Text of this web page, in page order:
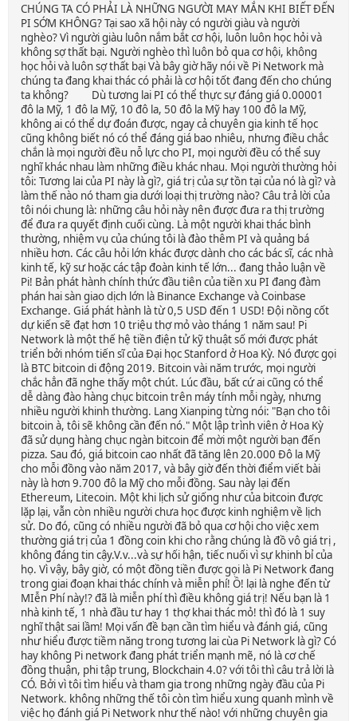
CHÚNG TA CÓ PHẢI LÀ NHỮNG NGƯỜI MAY MẮN KHI BIẾT ĐẾN
PI SỚM KHÔNG? Tại sao xã hội này có người giàu và người
nghèo? Vì người giàu luôn nắm bắt cơ hội, luôn luôn học hỏi và
không sợ thất bại. Người nghèo thì luôn bỏ qua cơ hội, không
học hỏi và luôn sợ thất bại Và bây giờ hãy nói về Pi Network mà
chúng ta đang khai thác có phải là cơ hội tốt đang đến cho chúng
ta không? Dù tương lai PI có thể thực sự đáng giá 0.00001
đô la Mỹ, 1 đô la Mỹ, 10 đô la, 50 đô la Mỹ hay 100 đô la Mỹ,
không ai có thể dự đoán được, ngay cả chuyên gia kinh tế học
cũng không biết nó có thể đáng giá bao nhiêu, nhưng điều chắc
chắn là mọi người đều nỗ lực cho PI, mọi người đều có thể suy
nghĩ khác nhau làm những điều khác nhau. Mọi người thường hỏi
tôi: Tương lai của PI này là gì?, giá trị của sự tồn tại của nó là gì? và
làm thế nào nó tham gia dưới loại thị trường nào? Câu trả lời của
tôi nói chung là: những câu hỏi này nên được đưa ra thị trường
để đưa ra quyết định cuối cùng. Là một người khai thác bình
thường, nhiệm vụ của chúng tôi là đào thêm PI và quảng bá
nhiều hơn. Các câu hỏi lớn khác được dành cho các bác sĩ, các nhà
kinh tế, kỹ sư hoặc các tập đoàn kinh tế lớn... đang thảo luận về
Pi! Bản phát hành chính thức đầu tiên của tiền xu PI đang đàm
phán hai sàn giao dịch lớn là Binance Exchange và Coinbase
Exchange. Giá phát hành là từ 0,5 USD đến 1 USD! Đội nồng cốt
dự kiến ​​sẽ đạt hơn 10 triệu thợ mỏ vào tháng 1 năm sau! Pi
Network là một thế hệ tiền điện tử kỹ thuật số mới được phát
triển bởi nhóm tiến sĩ của Đại học Stanford ở Hoa Kỳ. Nó được gọi
là BTC bitcoin di động 2019. Bitcoin vài năm trước, mọi người
chắc hẳn đã nghe thấy một chút. Lúc đầu, bất cứ ai cũng có thể
dễ dàng đào hàng chục bitcoin trên máy tính mỗi ngày, nhưng
nhiều người khinh thường. Lang Xianping từng nói: "Bạn cho tôi
bitcoin à, tôi sẽ không cần đến nó." Một lập trình viên ở Hoa Kỳ
đã sử dụng hàng chục ngàn bitcoin để mời một người bạn đến
pizza. Sau đó, giá bitcoin cao nhất đã tăng lên 20.000 Đô la Mỹ
cho mỗi đồng vào năm 2017, và bây giờ đến thời điểm viết bài
này là hơn 9.700 đô la Mỹ cho mỗi đồng. Sau này lại đến
Ethereum, Litecoin. Một khi lịch sử giống như của bitcoin được
lặp lại, vẫn còn nhiều người chưa học được kinh nghiệm về lịch
sử. Do đó, cũng có nhiều người đã bỏ qua cơ hội cho việc xem
thường giá trị của 1 đồng coin khi cho rằng chúng là đồ vô giá trị ,
không đáng tin cậy.V.v...và sự hối hận, tiếc nuối vì sự khinh bỉ của
họ. Vì vậy, bây giờ, có một đồng tiền được gọi là Pi Network đang
trong giai đoạn khai thác chính và miễn phí! Ồ! lại là nghe đến từ
MIễn Phí này!? đã là miễn phí thì điều không giá trị! Nếu bạn là 1
nhà kinh tế, 1 nhà đầu tư hay 1 thợ khai thác mỏ! thì đó là 1 suy
nghĩ thật sai lầm! Mọi vấn đề bạn cần tìm hiểu và đánh giá, cũng
như hiểu được tiềm năng trong tương lai cùa Pi Network là gì? Có
hay không Pi network đang phát triển mạnh mẽ, nó là cơ chế
đồng thuận, phi tập trung, Blockchain 4.0? với tôi thì câu trả lời là
CÓ. Bởi vì tôi tìm hiểu và tham gia trong những ngày đầu của Pi
Network. không những thế tôi còn tìm hiểu xung quanh mình về
việc họ đánh giá Pi Network như thế nào! với những chuyên gia